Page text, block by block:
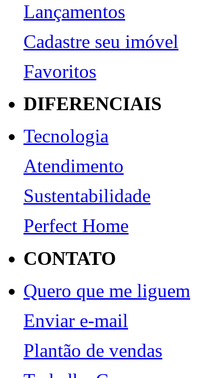
Lançamentos
Cadastre seu imóvel
Favoritos
DIFERENCIAIS
Tecnologia
Atendimento
Sustentabilidade
Perfect Home
CONTATO
Quero que me liguem
Enviar e-mail
Plantão de vendas